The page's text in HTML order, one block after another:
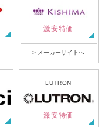
激安特価
> メーカーサイトへ
LUTRON
激安特価